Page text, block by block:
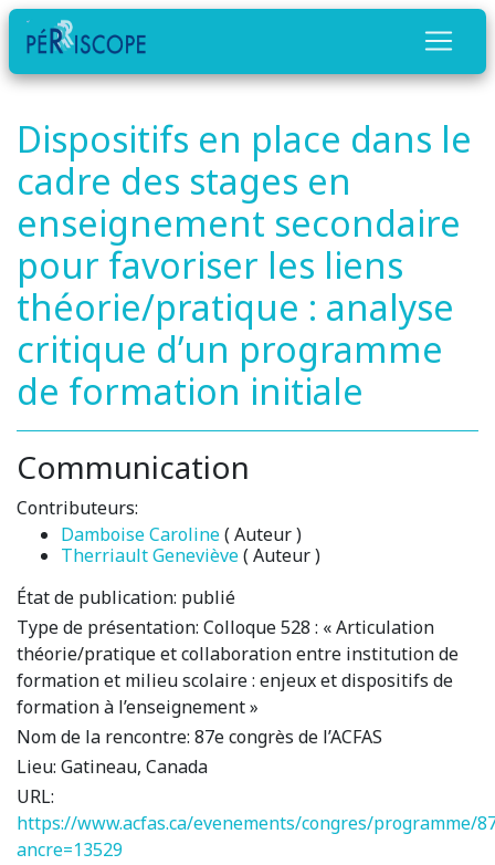
Dispositifs en place dans le
cadre des stages en
enseignement secondaire
pour favoriser les liens
théorie/pratique : analyse
critique d’un programme
de formation initiale
Communication
Contributeurs:
Damboise Caroline( Auteur )
Therriault Geneviève( Auteur )
État de publication: publié
Type de présentation: Colloque 528 : « Articulation
théorie/pratique et collaboration entre institution de
formation et milieu scolaire : enjeux et dispositifs de
formation à l’enseignement »
Nom de la rencontre: 87e congrès de l’ACFAS
Lieu: Gatineau, Canada
URL:
https://www.acfas.ca/evenements/congres/programme/
ancre=13529